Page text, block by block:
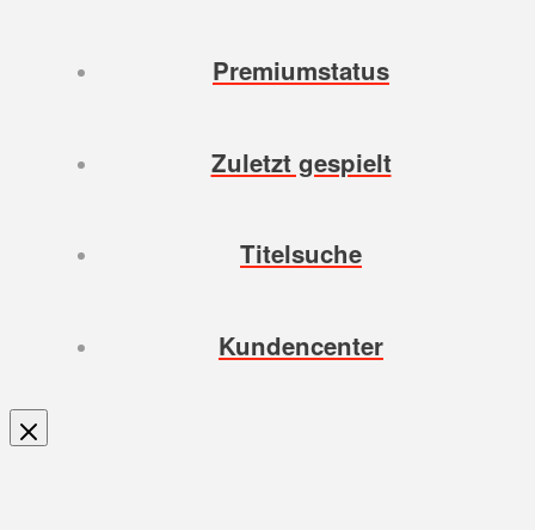
Premiumstatus
Zuletzt gespielt
Titelsuche
Kundencenter